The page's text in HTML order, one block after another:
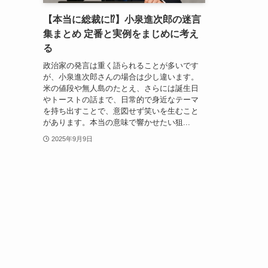
【本当に総裁に⁉】小泉進次郎の迷言
集まとめ 定番と実例をまじめに考え
る
政治家の発言は重く語られることが多いです
が、小泉進次郎さんの場合は少し違います。
米の値段や無人島のたとえ、さらには誕生日
やトーストの話まで、日常的で身近なテーマ
を持ち出すことで、意図せず笑いを生むこと
があります。本当の意味で響かせたい狙...
2025年9月9日